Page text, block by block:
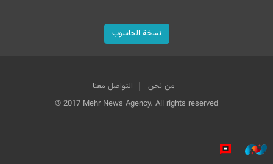
نسخة الحاسوب
من نحن
التواصل معنا
© 2017 Mehr News Agency. All rights reserved